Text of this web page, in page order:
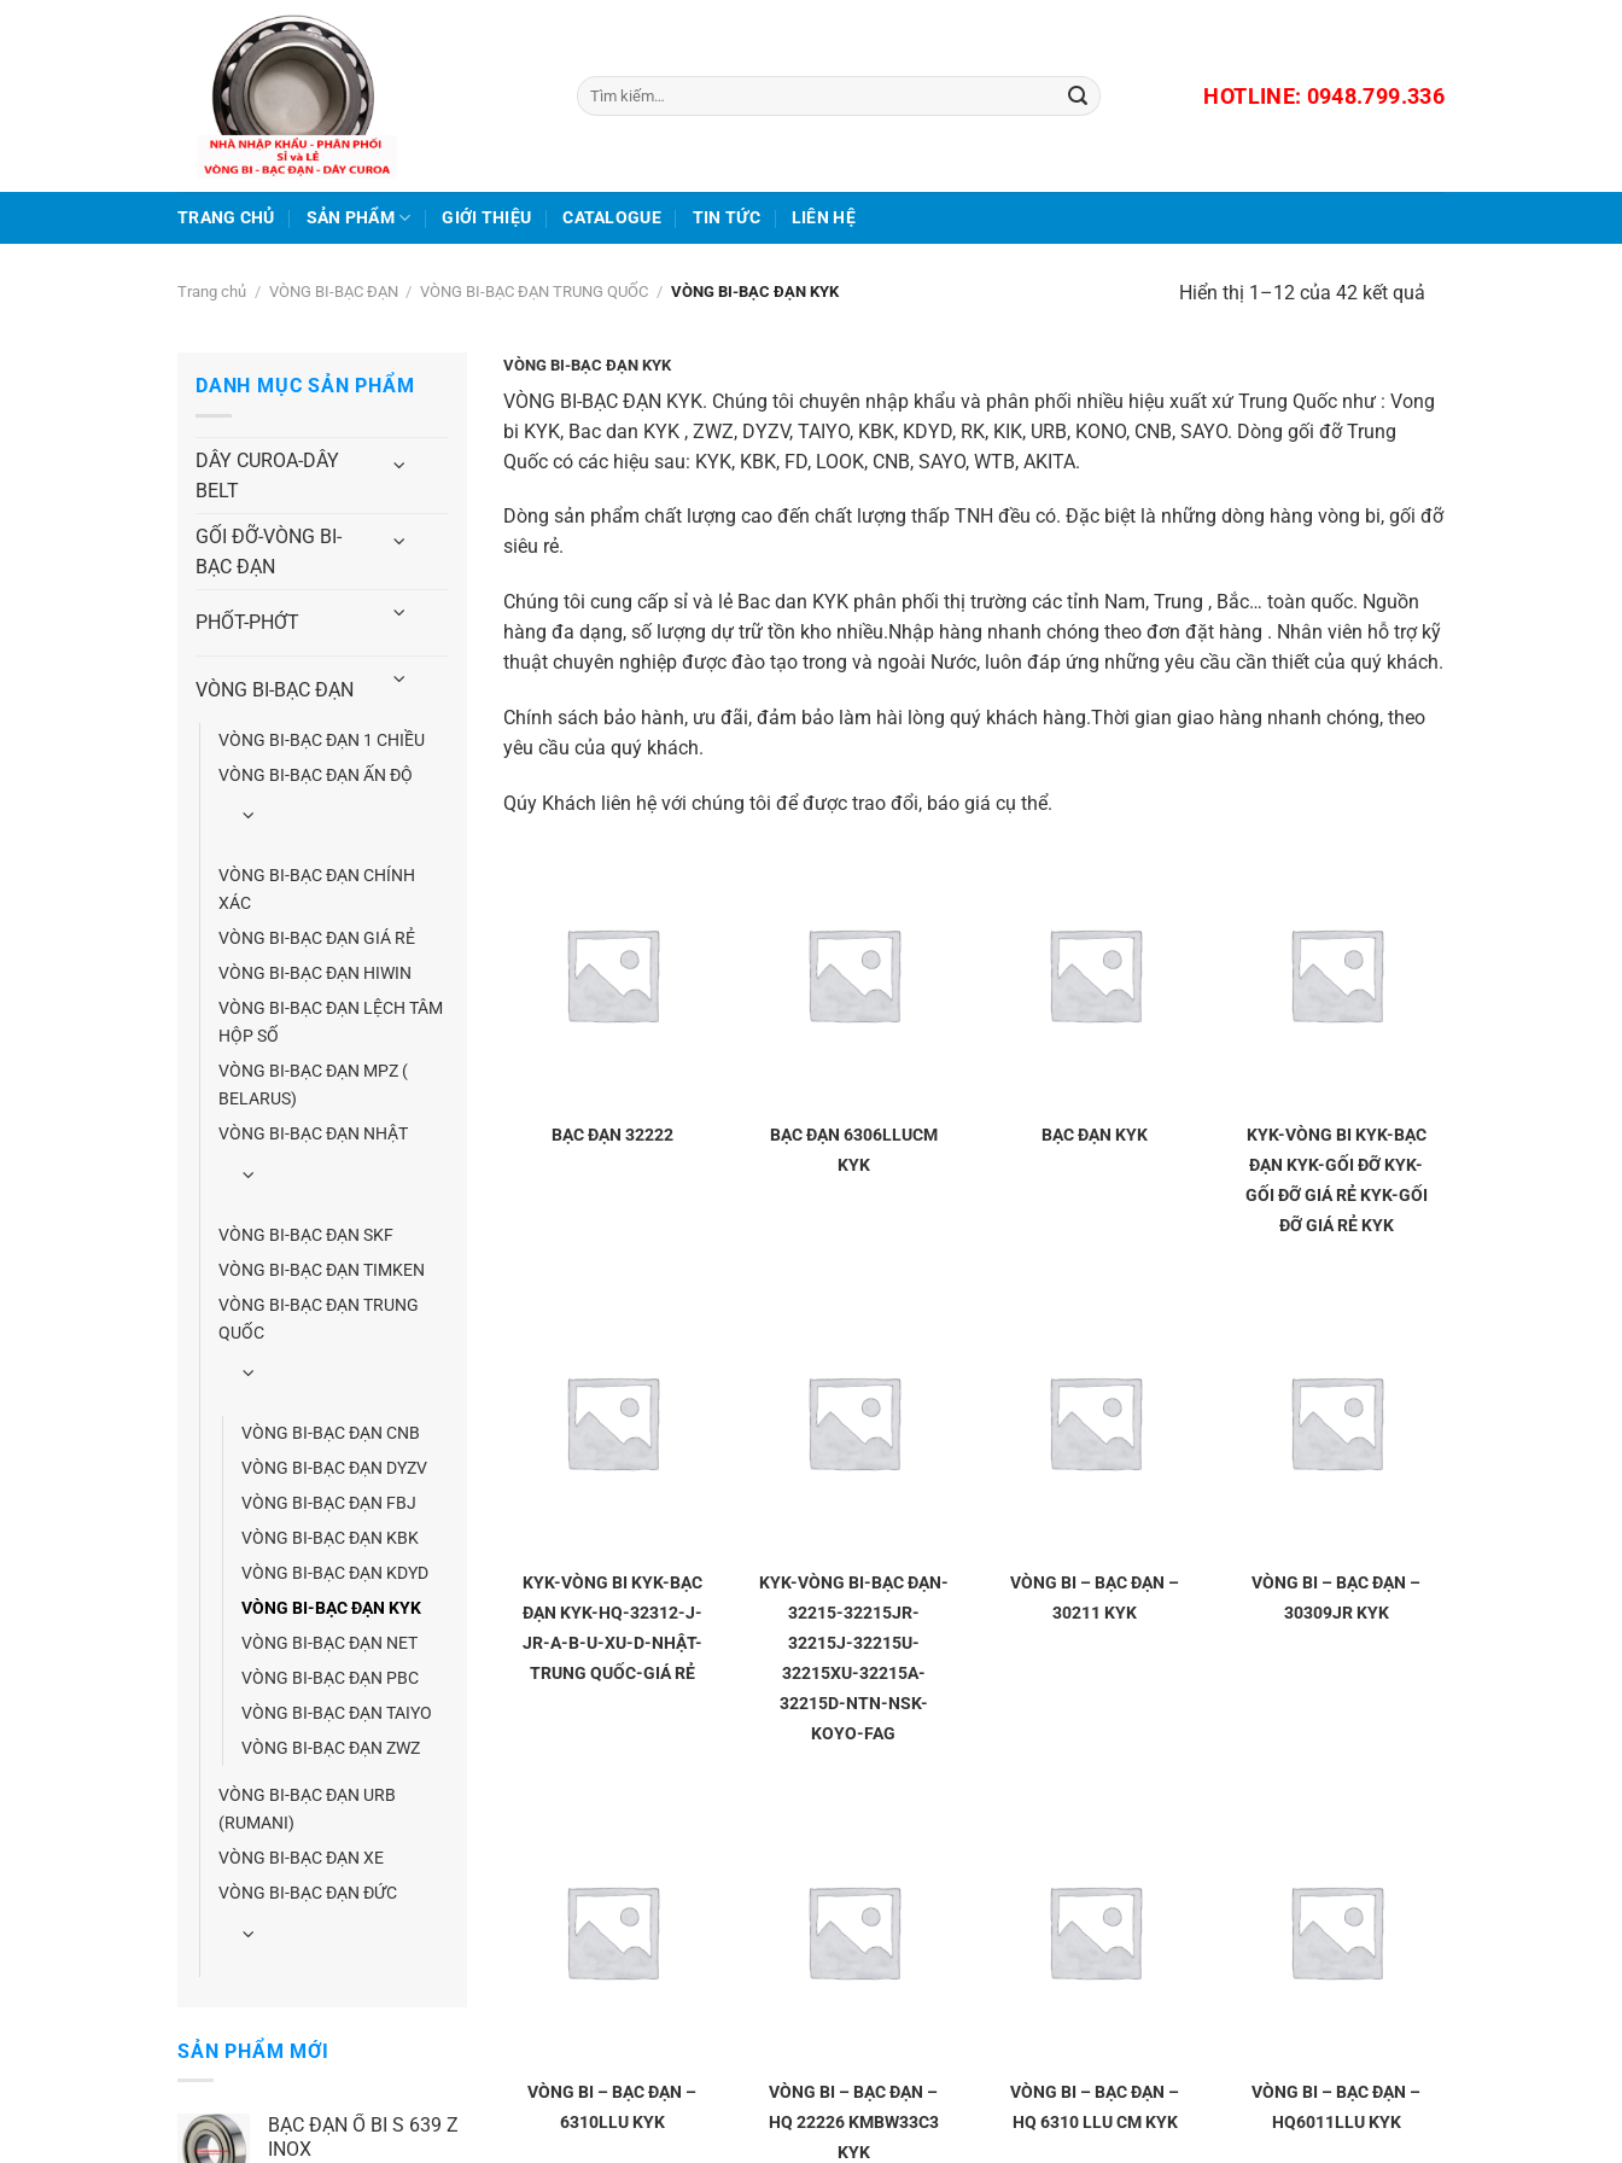
Tìm
kiếm:
HOTLINE: 0948.799.336
TRANG CHỦ SẢN PHẨM GIỚI THIỆU CATALOGUE TIN TỨC LIÊN HỆ
Trang chủ / VÒNG BI-BẠC ĐẠN / VÒNG BI-BẠC ĐẠN TRUNG QUỐC / VÒNG BI-BẠC ĐẠN KYK Hiển thị 1–12 của 42 kết quả
DANH MỤC SẢN PHẨM
DÂY CUROA-DÂY
BELT
GỐI ĐỠ-VÒNG BI-
BẠC ĐẠN
PHỐT-PHỚT
VÒNG BI-BẠC ĐẠN
VÒNG BI-BẠC ĐẠN 1 CHIỀU
VÒNG BI-BẠC ĐẠN ẤN ĐỘ
VÒNG BI-BẠC ĐẠN CHÍNH
XÁC
VÒNG BI-BẠC ĐẠN GIÁ RẺ
VÒNG BI-BẠC ĐẠN HIWIN
VÒNG BI-BẠC ĐẠN LỆCH TÂM
HỘP SỐ
VÒNG BI-BẠC ĐẠN MPZ (
BELARUS)
VÒNG BI-BẠC ĐẠN NHẬT
VÒNG BI-BẠC ĐẠN SKF
VÒNG BI-BẠC ĐẠN TIMKEN
VÒNG BI-BẠC ĐẠN TRUNG
QUỐC
VÒNG BI-BẠC ĐẠN CNB
VÒNG BI-BẠC ĐẠN DYZV
VÒNG BI-BẠC ĐẠN FBJ
VÒNG BI-BẠC ĐẠN KBK
VÒNG BI-BẠC ĐẠN KDYD
VÒNG BI-BẠC ĐẠN KYK
VÒNG BI-BẠC ĐẠN NET
VÒNG BI-BẠC ĐẠN PBC
VÒNG BI-BẠC ĐẠN TAIYO
VÒNG BI-BẠC ĐẠN ZWZ
VÒNG BI-BẠC ĐẠN URB
(RUMANI)
VÒNG BI-BẠC ĐẠN XE
VÒNG BI-BẠC ĐẠN ĐỨC
SẢN PHẨM MỚI
BẠC ĐẠN Ổ BI S 639 Z
INOX
VÒNG BI-BẠC ĐẠN KYK
VÒNG BI-BẠC ĐẠN KYK. Chúng tôi chuyên nhập khẩu và phân phối nhiều hiệu xuất xứ Trung Quốc như : Vong
bi KYK, Bac dan KYK , ZWZ, DYZV, TAIYO, KBK, KDYD, RK, KIK, URB, KONO, CNB, SAYO. Dòng gối đỡ Trung
Quốc có các hiệu sau: KYK, KBK, FD, LOOK, CNB, SAYO, WTB, AKITA.
Dòng sản phẩm chất lượng cao đến chất lượng thấp TNH đều có. Đặc biệt là những dòng hàng vòng bi, gối đỡ
siêu rẻ.
Chúng tôi cung cấp sỉ và lẻ Bac dan KYK phân phối thị trường các tỉnh Nam, Trung , Bắc… toàn quốc. Nguồn
hàng đa dạng, số lượng dự trữ tồn kho nhiều.Nhập hàng nhanh chóng theo đơn đặt hàng . Nhân viên hỗ trợ kỹ
thuật chuyên nghiệp được đào tạo trong và ngoài Nước, luôn đáp ứng những yêu cầu cần thiết của quý khách.
Chính sách bảo hành, ưu đãi, đảm bảo làm hài lòng quý khách hàng.Thời gian giao hàng nhanh chóng, theo
yêu cầu của quý khách.
Qúy Khách liên hệ với chúng tôi để được trao đổi, báo giá cụ thể.
BẠC ĐẠN 32222
BẠC ĐẠN 6306LLUCM
KYK
BẠC ĐẠN KYK
KYK-VÒNG BI KYK-BẠC
ĐẠN KYK-GỐI ĐỠ KYK-
GỐI ĐỠ GIÁ RẺ KYK-GỐI
ĐỠ GIÁ RẺ KYK
KYK-VÒNG BI KYK-BẠC
ĐẠN KYK-HQ-32312-J-
JR-A-B-U-XU-D-NHẬT-
TRUNG QUỐC-GIÁ RẺ
KYK-VÒNG BI-BẠC ĐẠN-
32215-32215JR-
32215J-32215U-
32215XU-32215A-
32215D-NTN-NSK-
KOYO-FAG
VÒNG BI – BẠC ĐẠN –
30211 KYK
VÒNG BI – BẠC ĐẠN –
30309JR KYK
VÒNG BI – BẠC ĐẠN –
6310LLU KYK
VÒNG BI – BẠC ĐẠN –
HQ 22226 KMBW33C3
KYK
VÒNG BI – BẠC ĐẠN –
HQ 6310 LLU CM KYK
VÒNG BI – BẠC ĐẠN –
HQ6011LLU KYK